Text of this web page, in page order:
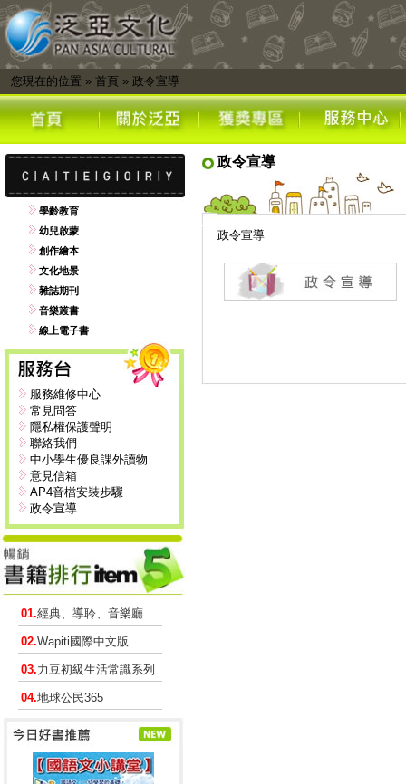
您現在的位置 » 首頁 » 政令宣導
學齡教育
幼兒啟蒙
創作繪本
文化地景
雜誌期刊
音樂叢書
線上電子書
服務維修中心
常見問答
隱私權保護聲明
聯絡我們
中小學生優良課外讀物
意見信箱
AP4音檔安裝步驟
政令宣導
01.經典、導聆、音樂廳
02.Wapiti國際中文版
03.力豆初級生活常識系列
04.地球公民365
政令宣導
政令宣導